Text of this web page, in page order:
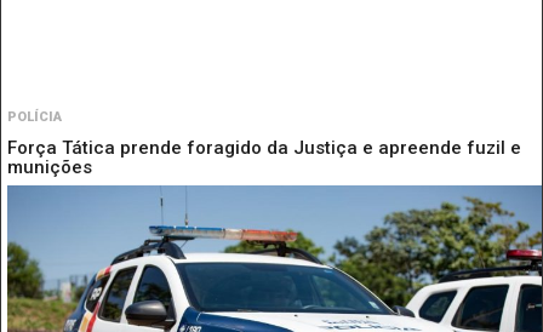
POLÍCIA
Força Tática prende foragido da Justiça e apreende fuzil e
munições